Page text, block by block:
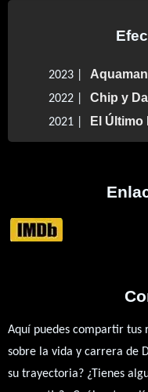
2023 |
2022 | Chip y
2021 | El Último
Aquí puedes compartir tus
sobre la vida y carrera de
su trayectoria? ¿Tienes